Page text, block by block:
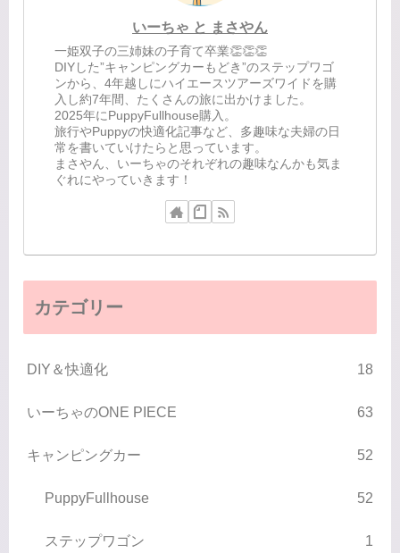
いーちゃ と まさやん
一姫双子の三姉妹の子育て卒業👏👏👏
DIYした”キャンピングカーもどき”のステップワゴ
ンから、4年越しにハイエースツアーズワイドを購
入し約7年間、たくさんの旅に出かけました。
2025年にPuppyFullhouse購入。
旅行やPuppyの快適化記事など、多趣味な夫婦の日
常を書いていけたらと思っています。
まさやん、いーちゃのそれぞれの趣味なんかも気ま
ぐれにやっていきます！
カテゴリー
DIY＆快適化 18
いーちゃのONE PIECE 63
キャンピングカー 52
PuppyFullhouse 52
ステップワゴン 1